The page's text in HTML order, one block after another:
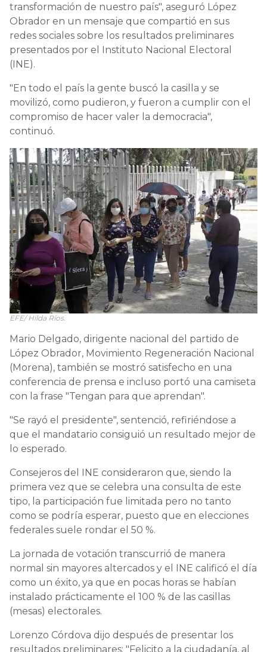
transformación de nuestro país", aseguró López
Obrador en un mensaje que compartió en sus
redes sociales sobre los resultados preliminares
presentados por el Instituto Nacional Electoral
(INE).
"En todo el país la gente buscó la casilla y se
movilizó, como pudieron, y fueron a cumplir con el
compromiso de hacer valer la democracia",
continuó.
EFE/ Hilda Ríos.
Mario Delgado, dirigente nacional del partido de
López Obrador, Movimiento Regeneración Nacional
(Morena), también se mostró satisfecho en una
conferencia de prensa e incluso portó una camiseta
con la frase "Tengan para que aprendan".
"Se rayó el presidente", sentenció, refiriéndose a
que el mandatario consiguió un resultado mejor de
lo esperado.
Consejeros del INE consideraron que, siendo la
primera vez que se celebra una consulta de este
tipo, la participación fue limitada pero no tanto
como se podría esperar, puesto que en elecciones
federales suele rondar el 50 %.
La jornada de votación transcurrió de manera
normal sin mayores altercados y el INE calificó el día
como un éxito, ya que en pocas horas se habían
instalado prácticamente el 100 % de las casillas
(mesas) electorales.
Lorenzo Córdova dijo después de presentar los
resultados preliminares: "Felicito a la ciudadanía, al